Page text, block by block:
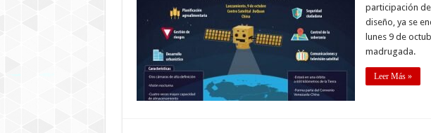
participación
diseño, ya se
lunes 9 de
madrugada.
Leer Más »